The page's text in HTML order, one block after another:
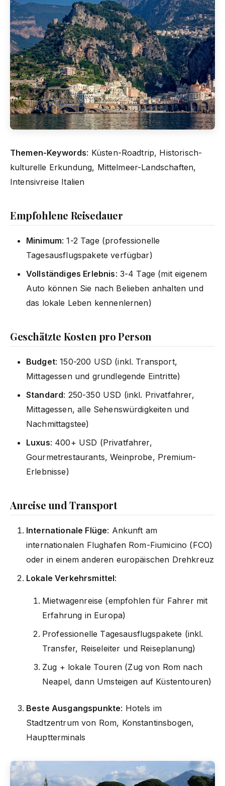
Themen-Keywords: Küsten-Roadtrip, Historisch-
kulturelle Erkundung, Mittelmeer-Landschaften,
Intensivreise Italien
Empfohlene Reisedauer
Minimum: 1-2 Tage (professionelle
Tagesausflugspakete verfügbar)
Vollständiges Erlebnis: 3-4 Tage (mit eigenem
Auto können Sie nach Belieben anhalten und
das lokale Leben kennenlernen)
Geschätzte Kosten pro Person
Budget: 150-200 USD (inkl. Transport,
Mittagessen und grundlegende Eintritte)
Standard: 250-350 USD (inkl. Privatfahrer,
Mittagessen, alle Sehenswürdigkeiten und
Nachmittagstee)
Luxus: 400+ USD (Privatfahrer,
Gourmetrestaurants, Weinprobe, Premium-
Erlebnisse)
Anreise und Transport
Internationale Flüge: Ankunft am
internationalen Flughafen Rom-Fiumicino (FCO)
oder in einem anderen europäischen Drehkreuz
Lokale Verkehrsmittel:
Mietwagenreise (empfohlen für Fahrer mit
Erfahrung in Europa)
Professionelle Tagesausflugspakete (inkl.
Transfer, Reiseleiter und Reiseplanung)
Zug + lokale Touren (Zug von Rom nach
Neapel, dann Umsteigen auf Küstentouren)
Beste Ausgangspunkte: Hotels im
Stadtzentrum von Rom, Konstantinsbogen,
Hauptterminals